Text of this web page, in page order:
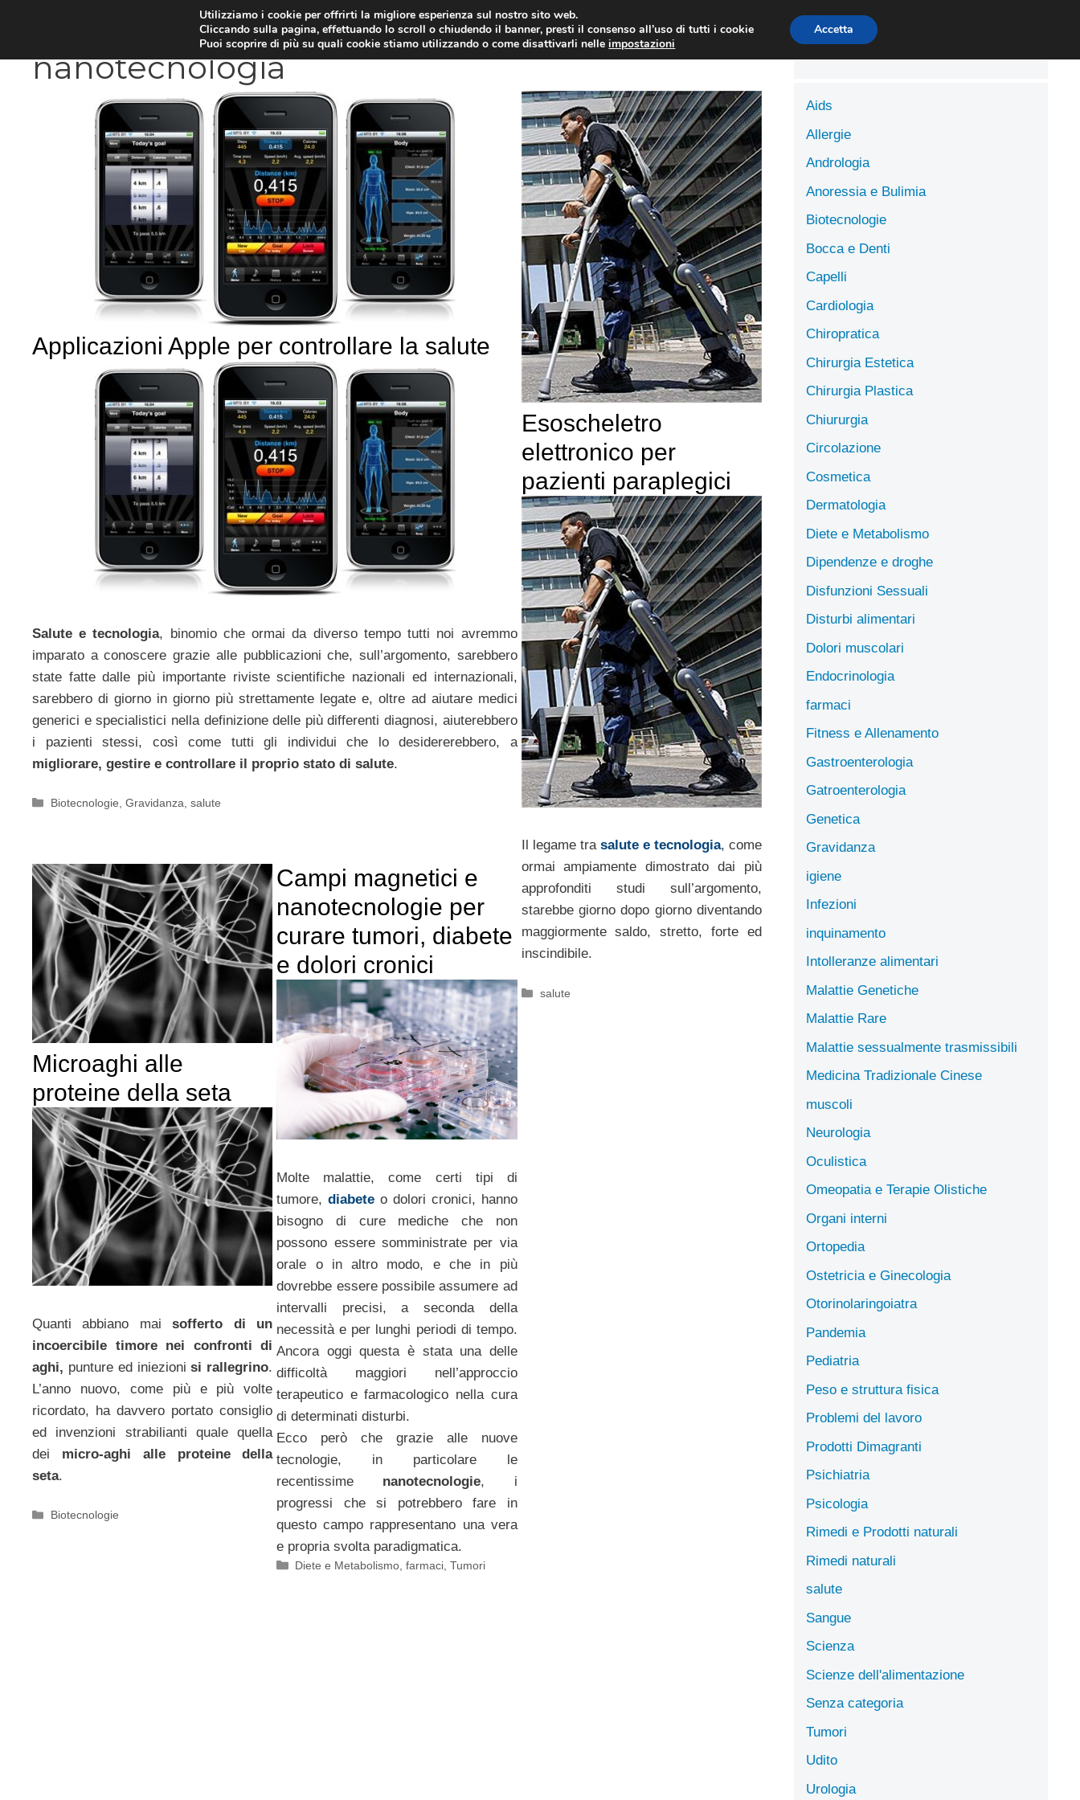
DIETE E METABOLISMO PSICOLOGIA NEUROLOGIA CARDIOLOGIA SCIENZE DELL’ALIMENTAZIONE
nanotecnologia
Applicazioni Apple per controllare la salute
Salute e tecnologia, binomio che ormai da diverso tempo tutti noi avremmo
imparato a conoscere grazie alle pubblicazioni che, sull’argomento, sarebbero
state fatte dalle più importante riviste scientifiche nazionali ed internazionali,
sarebbero di giorno in giorno più strettamente legate e, oltre ad aiutare medici
generici e specialistici nella definizione delle più differenti diagnosi, aiuterebbero
i pazienti stessi, così come tutti gli individui che lo desidererebbero, a
migliorare, gestire e controllare il proprio stato di salute.
Categorie
Biotecnologie ,Gravidanza ,salute
Esoscheletro
elettronico per
pazienti paraplegici
Il legame tra salute e tecnologia, come
ormai ampiamente dimostrato dai più
approfonditi studi sull’argomento,
starebbe giorno dopo giorno diventando
maggiormente saldo, stretto, forte ed
inscindibile.
Categorie
salute
Microaghi alle
proteine della seta
Quanti abbiano maisofferto di un
incoercibile timore nei confronti di
aghi, punture ed iniezionisi rallegrino.
L’anno nuovo, come più e più volte
ricordato, ha davvero portato consiglio
ed invenzioni strabilianti quale quella
dei micro-aghi alle proteine della
seta.
Categorie
Biotecnologie
Campi magnetici e
nanotecnologie per
curare tumori, diabete
e dolori cronici
Molte malattie, come certi tipi di
tumore,diabete o dolori cronici, hanno
bisogno di cure mediche che non
possono essere somministrate per via
orale o in altro modo, e che in più
dovrebbe essere possibile assumere ad
intervalli precisi, a seconda della
necessità e per lunghi periodi di tempo.
Ancora oggi questa è stata una delle
difficoltà maggiori nell’approccio
terapeutico e farmacologico nella cura
di determinati disturbi.
Ecco però che grazie alle nuove
tecnologie, in particolare le
recentissime nanotecnologie, i
progressi che si potrebbero fare in
questo campo rappresentano una vera
e propria svolta paradigmatica.
Categorie
Diete e Metabolismo ,farmaci ,Tumori
Aids
Allergie
Andrologia
Anoressia e Bulimia
Biotecnologie
Bocca e Denti
Capelli
Cardiologia
Chiropratica
Chirurgia Estetica
Chirurgia Plastica
Chiururgia
Circolazione
Cosmetica
Dermatologia
Diete e Metabolismo
Dipendenze e droghe
Disfunzioni Sessuali
Disturbi alimentari
Dolori muscolari
Endocrinologia
farmaci
Fitness e Allenamento
Gastroenterologia
Gatroenterologia
Genetica
Gravidanza
igiene
Infezioni
inquinamento
Intolleranze alimentari
Malattie Genetiche
Malattie Rare
Malattie sessualmente trasmissibili
Medicina Tradizionale Cinese
muscoli
Neurologia
Oculistica
Omeopatia e Terapie Olistiche
Organi interni
Ortopedia
Ostetricia e Ginecologia
Otorinolaringoiatra
Pandemia
Pediatria
Peso e struttura fisica
Problemi del lavoro
Prodotti Dimagranti
Psichiatria
Psicologia
Rimedi e Prodotti naturali
Rimedi naturali
salute
Sangue
Scienza
Scienze dell'alimentazione
Senza categoria
Tumori
Udito
Urologia
Utilizziamo i cookie per offrirti la migliore esperienza sul nostro sito web.
Cliccando sulla pagina, effettuando lo scroll o chiudendo il banner, presti il consenso all’uso di tutti i cookie
Puoi scoprire di più su quali cookie stiamo utilizzando o come disattivarli nelleimpostazioni
Accetta